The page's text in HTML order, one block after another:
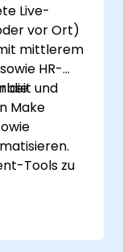
Live-
vor Ort)
mittlerem
HR-
und
Make
die
Tools zu